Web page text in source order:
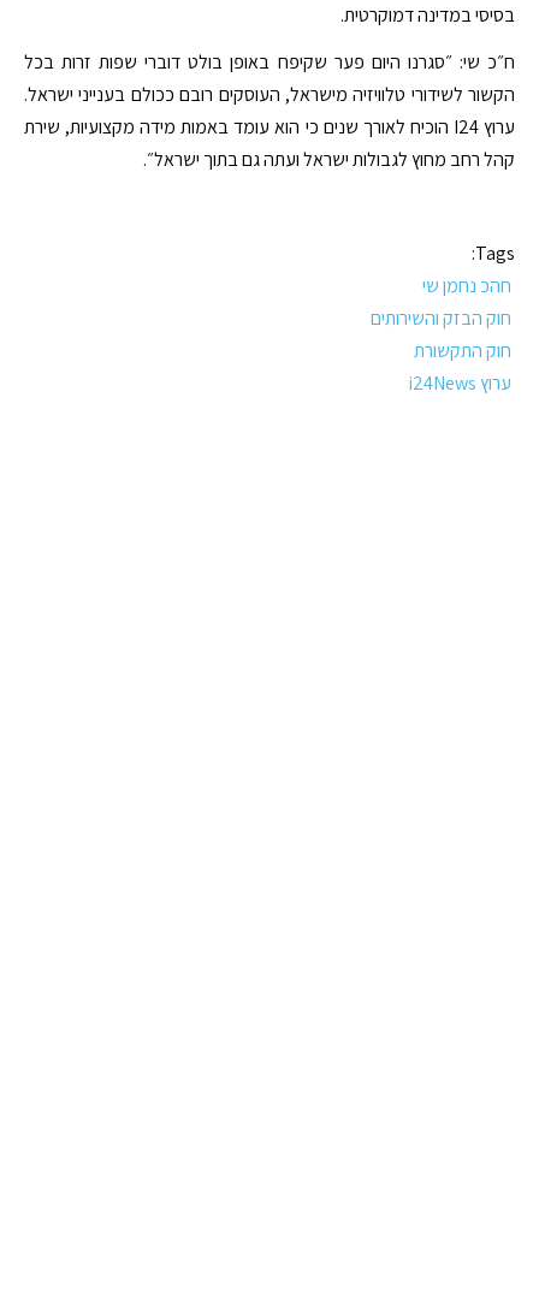
בסיסי במדינה דמוקרטית.
ח״כ שי: ״סגרנו היום פער שקיפח באופן בולט דוברי שפות זרות בכל
הקשור לשידורי טלוויזיה מישראל, העוסקים רובם ככולם בענייני ישראל.
ערוץ I24 הוכיח לאורך שנים כי הוא עומד באמות מידה מקצועיות, שירת
קהל רחב מחוץ לגבולות ישראל ועתה גם בתוך ישראל״.
Tags:
חהכ נחמן שי
חוק הבזק והשירותים
חוק התקשורת
ערוץ i24News